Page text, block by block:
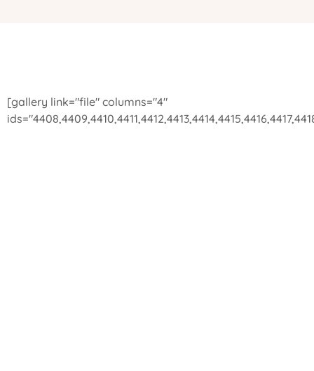
[gallery link="file" columns="4"